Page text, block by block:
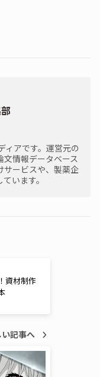
ィアです。運営元の
文情報データベース
サービスや、製薬企
います。
資材制作
記事へ